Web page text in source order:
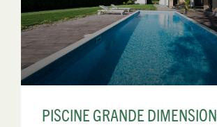
PISCINE GRANDE DIMENSION